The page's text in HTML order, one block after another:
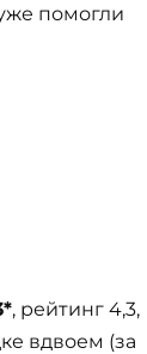
помогли
, рейтинг 4,3,
вдвоем (за